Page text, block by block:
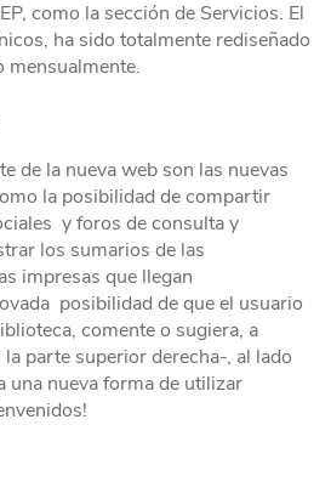
como la sección de Servicios. El
ha sido totalmente rediseñado
mensualmente.
de la nueva web son las nuevas
la posibilidad de compartir
y foros de consulta y
los sumarios de las
impresas que llegan
posibilidad de que el usuario
comente o sugiera, a
parte superior derecha-, al lado
una nueva forma de utilizar